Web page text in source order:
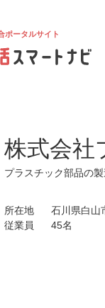
ポータルサイト
株式会社
プラスチック部品の
所在地
石川県白山
従業員
45名